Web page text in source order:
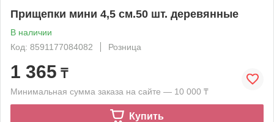
Прищепки мини 4,5 см.50 шт. деревянные
В наличии
Код: 8591177084082
Розница
1 365 ₸
Минимальная сумма заказа на сайте — 10 000 ₸
Купить